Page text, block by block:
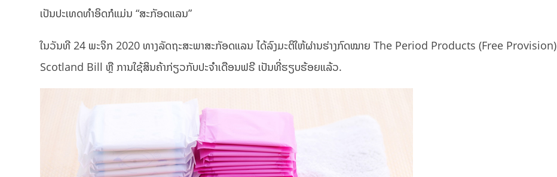
ເປັນປະເທດທຳອິດກໍແມ່ນ “ສະກັອດແລນ”
ໃນວັນທີ 24 ພະຈິກ 2020 ທາງລັດຖະສະພາສະກັອດແລນ ໄດ້ລົງມະຕິໃຫ້ຜ່ານຮ່າງກົດໝາຍ The Period Products (Free Provision)
Scotland Bill ຫຼື ການໃຊ້ສິນຄ້າກ່ຽວກັບປະຈຳເດືອນຟຣີ ເປັນທີ່ຮຽບຮ້ອຍແລ້ວ.